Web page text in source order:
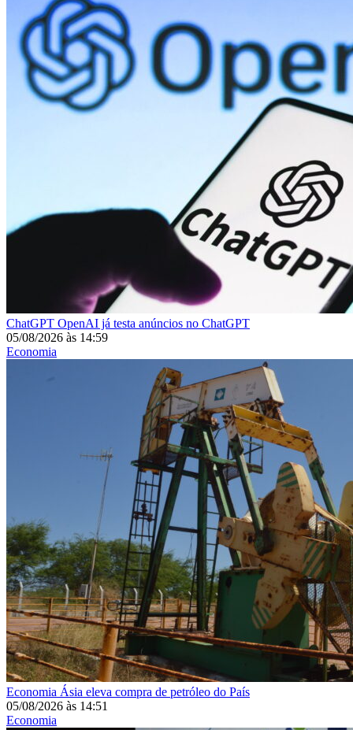
ChatGPT OpenAI já testa anúncios no ChatGPT
05/08/2026 às 14:59
Economia
Economia Ásia eleva compra de petróleo do País
05/08/2026 às 14:51
Economia